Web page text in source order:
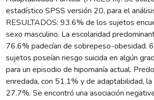
estadístico SPSS versión 20, para el
RESULTADOS: 93.6% de los sujetos
sexo masculino. La escolaridad
76.6% padecían de sobrepeso-obesidad.
sujetos poseían riesgo suicida en algún
para un episodio de hipomanía actual.
enredada, con 51.1% y de adaptabilidad, la
27.7%. Se encontró una asociación